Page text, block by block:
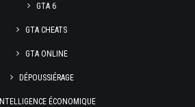
GTA 6
GTA CHEATS
GTA ONLINE
DÉPOUSSIÉRAGE
INTELLIGENCE ÉCONOMIQUE